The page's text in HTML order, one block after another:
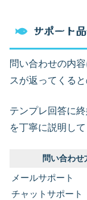
サポート
問い合わせの内
スが返ってくる
テンプレ回答に
を丁寧に説明し
問い合わせ
メールサポート
チャットサポート